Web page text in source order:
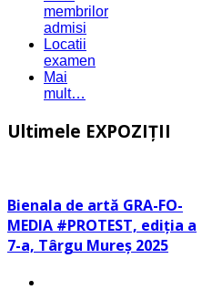
membrilor
admisi
Locatii
examen
Mai
mult…
Ultimele EXPOZIŢII
Bienala de artă GRA-FO-
MEDIA #PROTEST, ediţia a
7-a, Târgu Mureş 2025